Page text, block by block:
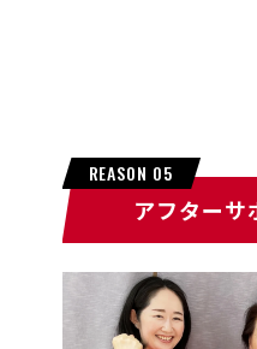
REASON 05
アフターサ